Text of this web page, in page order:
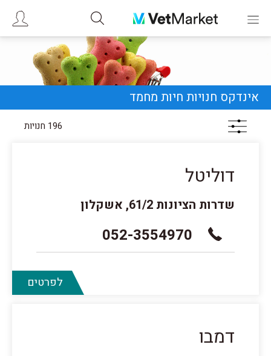
אינדקס חנויות חיות מחמד
196 חנויות
דוליטל
שדרות הציונות 61/2, אשקלון
052-3554970
לפרטים
דמבו